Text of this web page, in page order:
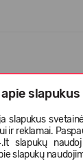
slapukus
slapukus
ir reklamai.
slapukų
slapukų